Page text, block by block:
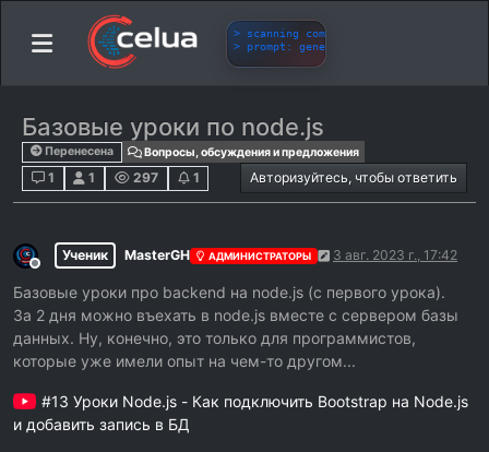
Базовые уроки по node.js
Перенесена Вопросы, обсуждения и предложения
1 1 297 1 Авторизуйтесь, чтобы ответить
Не в сети
Ученик MasterGH АДМИНИСТРАТОРЫ 3 авг. 2023 г., 17:42
Базовые уроки про backend на node.js (с первого урока).
За 2 дня можно въехать в node.js вместе с сервером базы
данных. Ну, конечно, это только для программистов,
которые уже имели опыт на чем-то другом...
#13 Уроки Node.js - Как подключить Bootstrap на Node.js
и добавить запись в БД